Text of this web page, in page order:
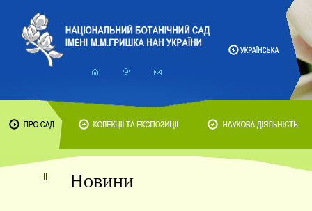
Новини